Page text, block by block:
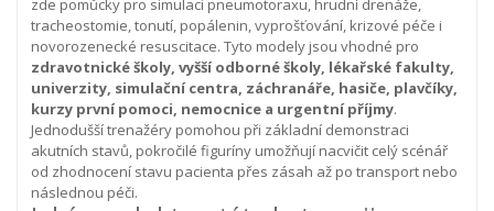
zde pomůcky pro simulaci pneumotoraxu, hrudní drenáže,
tracheostomie, tonutí, popálenin, vyprošťování, krizové péče i
novorozenecké resuscitace. Tyto modely jsou vhodné pro
zdravotnické školy, vyšší odborné školy, lékařské fakulty,
univerzity, simulační centra, záchranáře, hasiče, plavčíky,
kurzy první pomoci, nemocnice a urgentní příjmy.
Jednodušší trenažéry pomohou při základní demonstraci
akutních stavů, pokročilé figuríny umožňují nacvičit celý scénář
od zhodnocení stavu pacienta přes zásah až po transport nebo
následnou péči.